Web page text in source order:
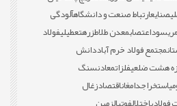
صنایعارتباط صنعت و دانشگاهآلودگی
سوداعتصابمعدن طلاطزرهتعطیلیفولاد
مجتمع فولاد خرم آباددانش
هشت ضلعیفلزاتمعادنسنگ
استخراجدامغاناقتصادزغال